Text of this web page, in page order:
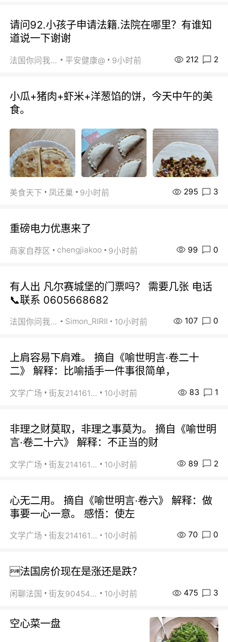
请问92.小孩子申请法籍.法院在哪里？有谁知
道说一下谢谢
法国你问我答 平安健康@ 9小时前 212 2
小瓜+猪肉+虾米+洋葱馅的饼，今天中午的美
食。
美食天下 凤还巢 9小时前 295 3
重磅电力优惠来了
商家自荐区 chengjiakoo 9小时前 99 0
有人出 凡尔赛城堡的门票吗？ 需要几张 电话
📞联系 0605668682
法国你问我答 Simon_RIRIl 10小时前 107 0
上肩容易下肩难。 摘自《喻世明言·卷二十
二》 解释：比喻插手一件事很简单，
文学广场 街友21416156 10小时前 83 1
非理之财莫取，非理之事莫为。 摘自《喻世明
言·卷二十六》 解释：不正当的财
文学广场 街友21416156 10小时前 89 2
心无二用。 摘自《喻世明言·卷六》 解释：做
事要一心一意。 感悟：使左
文学广场 街友21416156 10小时前 70 0
法国房价现在是涨还是跌？
闲聊法国 街友90454511 10小时前 475 3
空心菜一盘